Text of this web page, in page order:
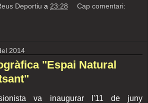
Deportiu a 23:28 Cap comentari:
2014
"Espai Natural
va inaugurar l'11 de juny